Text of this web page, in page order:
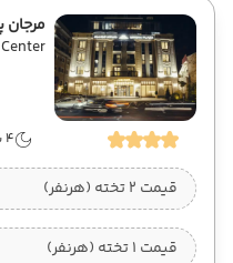
مرجان
4 شب
قیمت 2 تخته (هرنفر)
قیمت 1 تخته (هرنفر)